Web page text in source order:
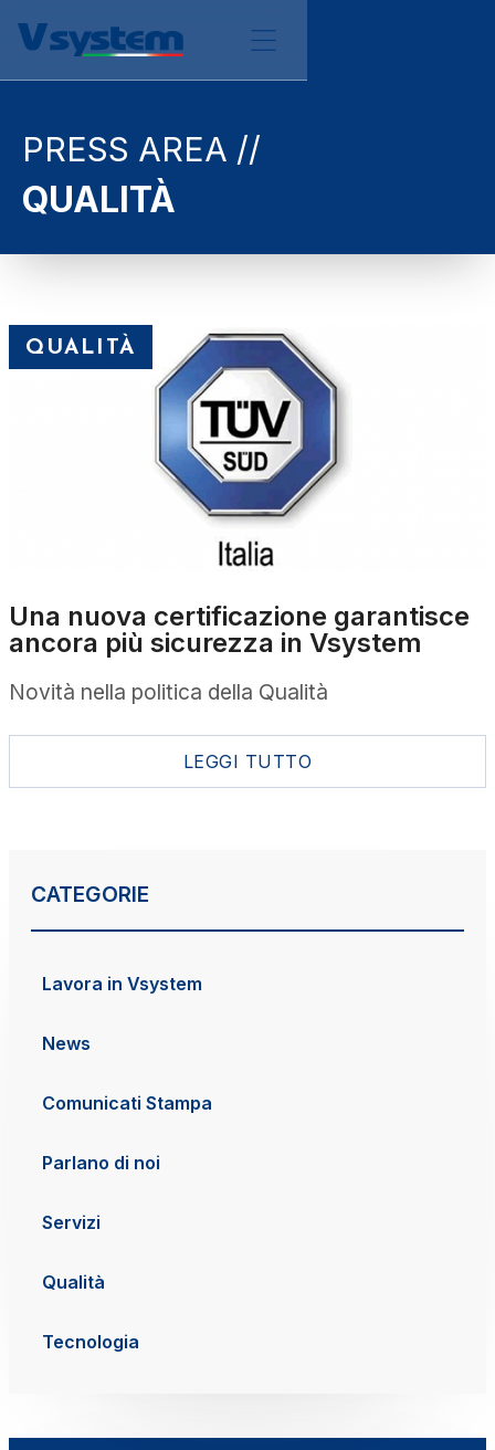
PRESS AREA //
QUALITÀ
QUALITÀ
Una nuova certificazione garantisce
ancora più sicurezza in Vsystem
Novità nella politica della Qualità
LEGGI TUTTO
CATEGORIE
Lavora in Vsystem
News
Comunicati Stampa
Parlano di noi
Servizi
Qualità
Tecnologia